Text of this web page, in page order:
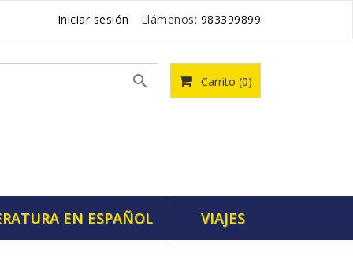
Iniciar sesión Llámenos: 983399899
Carrito (0)

EN ESPAÑOL VIAJES